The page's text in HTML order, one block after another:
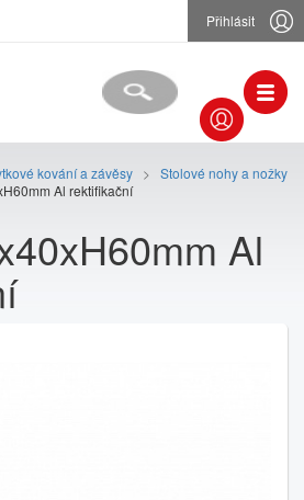
Přihlásit
kování a závěsy >
Stolové nohy a nožky
Al rektifikační
Al